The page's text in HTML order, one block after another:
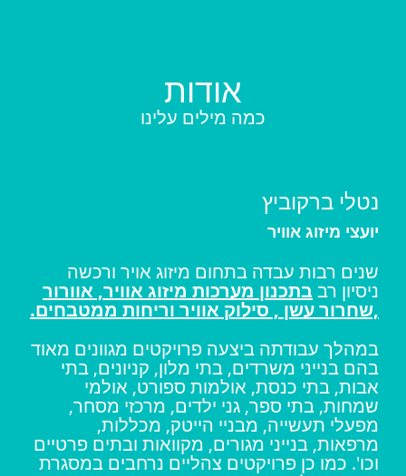
אודות
כמה מילים עלינו
נטלי ברקוביץ
יועצי מיזוג אוויר
שנים רבות עבדה בתחום מיזוג אויר ורכשה
ניסיון רבבתכנון מערכות מיזוג אוויר, אוורור
,שחרור עשן , סילוק אוויר וריחות ממטבחים.
במהלך עבודתה ביצעה פרויקטים מגוונים מאוד
בהם בנייני משרדים, בתי מלון, קניונים, בתי
אבות, בתי כנסת, אולמות ספורט, אולמי
שמחות, בתי ספר, גני ילדים, מרכזי מסחר,
מפעלי תעשייה, מבניי הייטק, מכללות,
מרפאות, בנייני מגורים, מקוואות ובתים פרטיים
וכו'. כמו כן פרויקטים צהליים נרחבים במסגרת